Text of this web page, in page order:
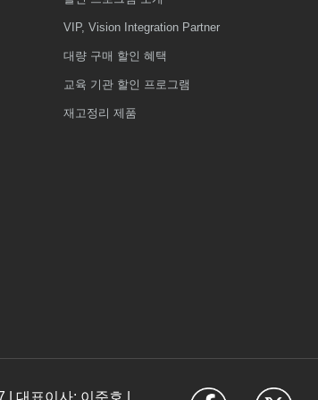
VIP, Vision Integration Partner
대량 구매 할인 혜택
교육 기관 할인 프로그램
재고정리 제품